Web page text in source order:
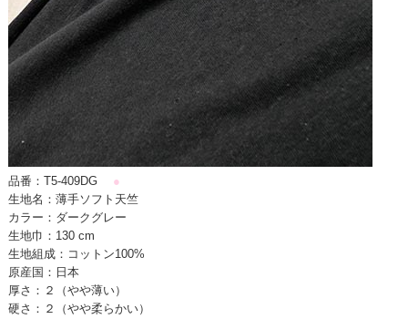
品番：T5-409DG●
生地名：薄手ソフト天竺
カラー：ダークグレー
生地巾：130 cm
生地組成：コットン100%
原産国：日本
厚さ：２（やや薄い）
硬さ：２（やや柔らかい）